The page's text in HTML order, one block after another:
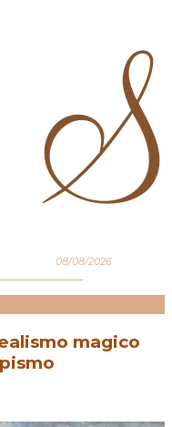
08/08/2026
magico